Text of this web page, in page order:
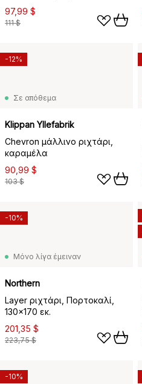
97,99 $
111 $
Σε απόθεμα
Klippan Yllefabrik
Chevron μάλλινο ριχτάρι,
καραμέλα
90,99 $
103 $
-12%
Μόνο λίγα έμειναν
Northern
Layer ριχτάρι, Πορτοκαλί,
130x170 εκ.
201,35 $
223,75 $
-10%
-10%